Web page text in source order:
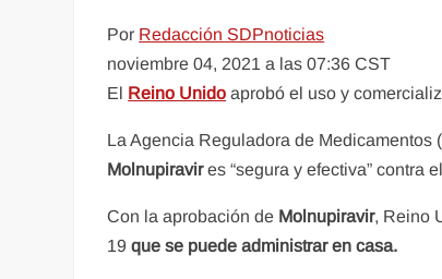
Por Redacción SDPnoticias
noviembre 04, 2021 a las 07:36 CST
El Reino Unido aprobó el uso y
La Agencia Reguladora de
Molnupiravires “segura y efectiva” contra
Con la aprobación de Molnupiravir, Reino
19que se puede administrar en casa.